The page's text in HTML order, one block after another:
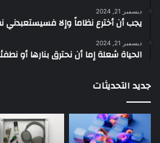
ديسمبر 21, 2024
يجب أن أخترع نظاماً وإلا فسيستعبدني
ديسمبر 21, 2024
الحياة شعلة إما أن نحترق بنارها أو
جديد التحديثات